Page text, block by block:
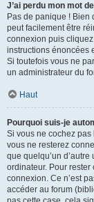
J’ai perdu mon mot
Pas de panique ! Bien
peut facilement être
connexion puis
instructions énoncées
Si toutefois vous ne
un administrateur du
Haut
Pourquoi suis-je
Si vous ne cochez pas
vous ne resterez
que quelqu’un
ordinateur. Pour rester
connexion. Ce n’est
accéder au forum